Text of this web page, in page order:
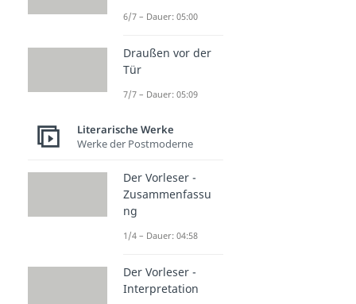
6/7 – Dauer: 05:00
Draußen vor der
Tür
7/7 – Dauer: 05:09
Literarische Werke
Werke der Postmoderne
Der Vorleser -
Zusammenfassu
ng
1/4 – Dauer: 04:58
Der Vorleser -
Interpretation